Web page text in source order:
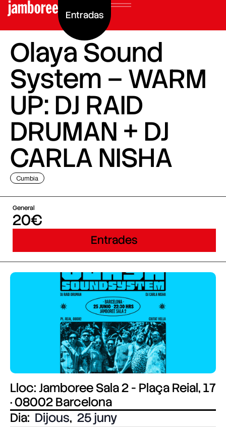
Entradas
Olaya Sound
System – WARM
UP: DJ RAID
DRUMAN + DJ
CARLA NISHA
Cumbia
General
20€
Entrades
Lloc: Jamboree Sala 2 - Plaça Reial, 17
· 08002 Barcelona
Dia: Dijous, 25 juny